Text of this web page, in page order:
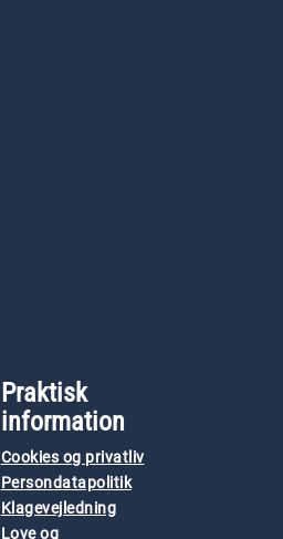
Praktisk
information
Cookies og privatliv
Persondatapolitik
Klagevejledning
Love og